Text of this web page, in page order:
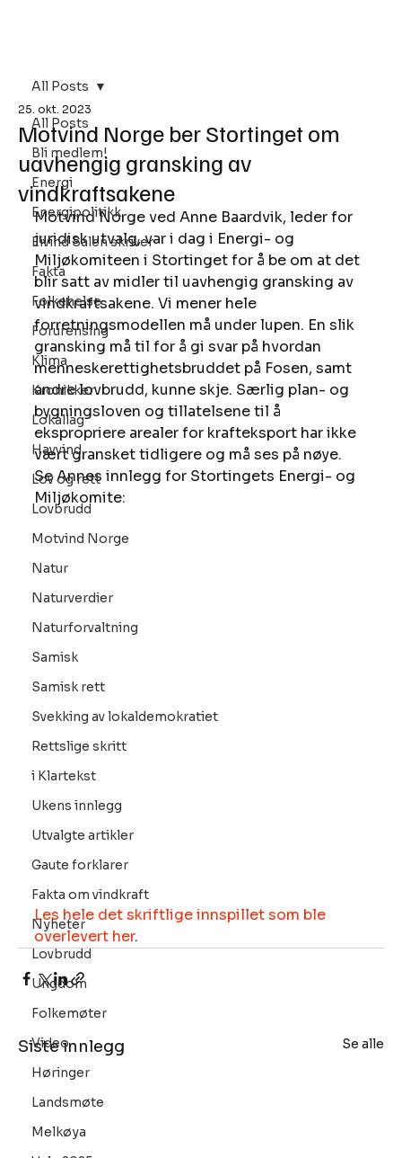
All Posts
Bli medlem!
Energi
Energipolitikk
Eivind Salen skriver
Fakta
Folkehelse
Forurensing
Klima
Kronikker
Lokallag
Havvind
Lov og rett
Lovbrudd
Motvind Norge
Natur
Naturverdier
Naturforvaltning
Samisk
Samisk rett
Svekking av lokaldemokratiet
Rettslige skritt
i Klartekst
Ukens innlegg
Utvalgte artikler
Gaute forklarer
Fakta om vindkraft
Nyheter
Lovbrudd
Ungdom
Folkemøter
Video
Høringer
Landsmøte
Melkøya
All Posts
Motvind Norge ber Stortinget om
uavhengig gransking av
vindkraftsakene
25. okt. 2023
Motvind Norge ved Anne Baardvik, leder for
juridisk utvalg, var i dag i Energi- og
Miljøkomiteen i Stortinget for å be om at det
blir satt av midler til uavhengig gransking av
vindkraftsakene. Vi mener hele
forretningsmodellen må under lupen. En slik
gransking må til for å gi svar på hvordan
menneskerettighetsbruddet på Fosen, samt
andre lovbrudd, kunne skje. Særlig plan- og
bygningsloven og tillatelsene til å
ekspropriere arealer for krafteksport har ikke
vært gransket tidligere og må ses på nøye.
Se Annes innlegg for Stortingets Energi- og
Miljøkomite:
Les hele det skriftlige innspillet som ble
overlevert her.
Siste innlegg Se alle